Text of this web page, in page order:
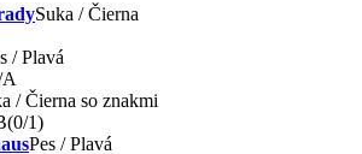
Suka / Čierna
/ Plavá
/ Čierna so znakmi
1)
Pes / Plavá